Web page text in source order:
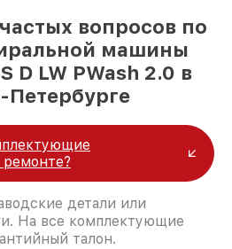
вопросов по
машины
D LW PWash 2.0 в
Петербурге
ремонте?
детали или
На все комплектующие
талон.